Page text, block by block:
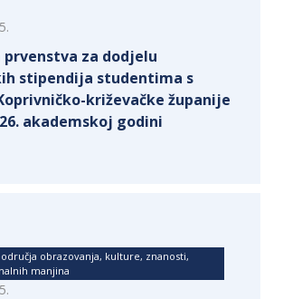
prvenstva za dodjelu
stipendija studentima s
križevačke županije
akademskoj godini
obrazovanja, kulture, znanosti,
manjina